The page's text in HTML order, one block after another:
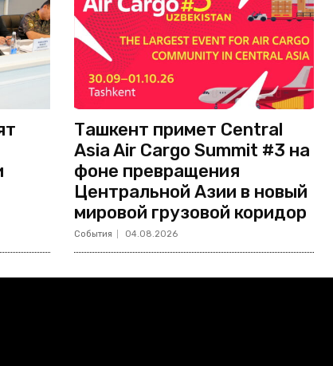
Ташкент примет Central
Asia Air Cargo Summit #3 на
фоне превращения
Центральной Азии в новый
мировой грузовой коридор
События 04.08.2026